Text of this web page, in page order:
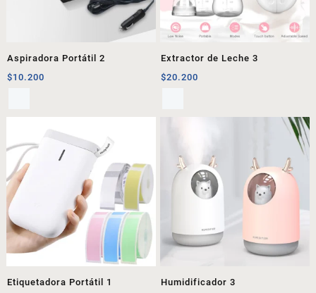
Aspiradora Portátil 2
$10.200
Extractor de Leche 3
$20.200
Etiquetadora Portátil 1
Humidificador 3